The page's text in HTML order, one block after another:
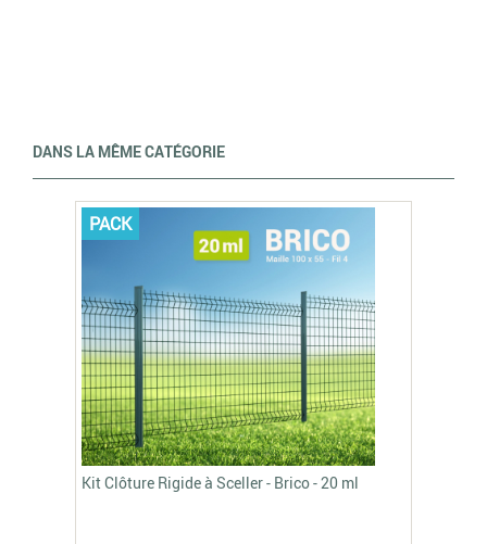
DANS LA MÊME CATÉGORIE
Kit Clôture Rigide à Sceller - Brico - 20 ml
PACK